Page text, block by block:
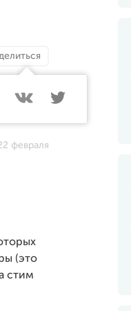
февраля
(это
стим